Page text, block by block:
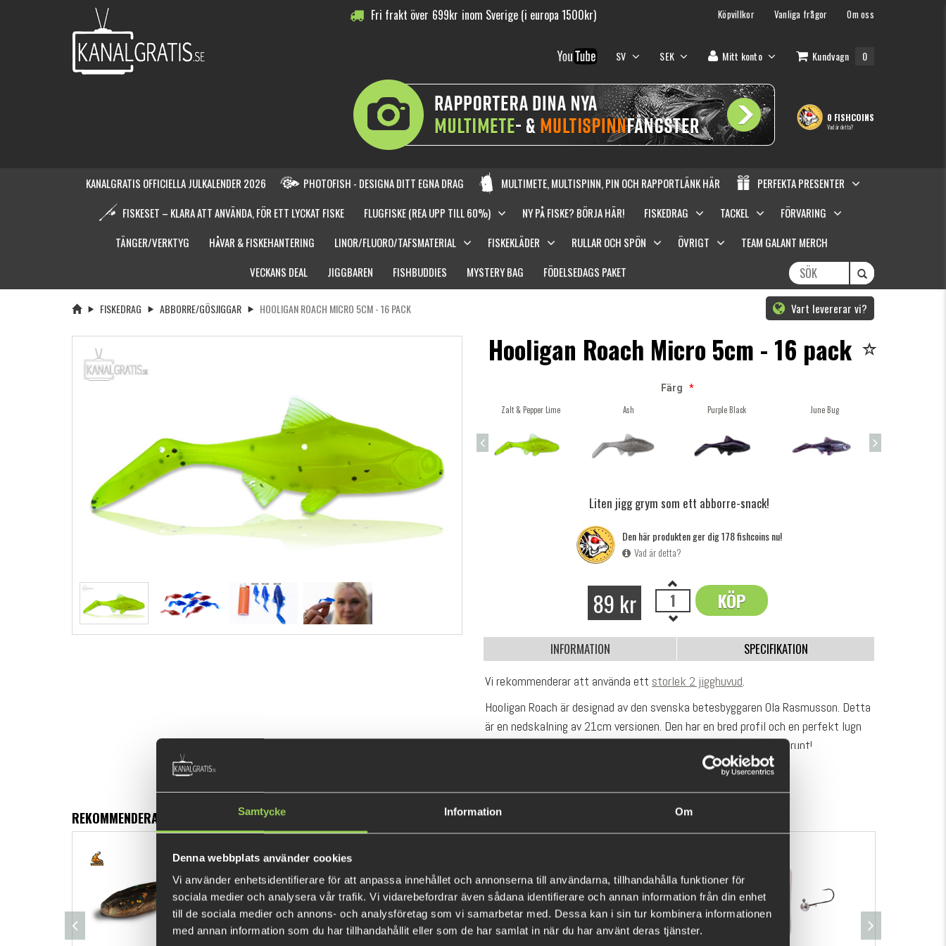
Samtycke Information Om
Denna webbplats använder cookies
Vi använder enhetsidentifierare för att anpassa innehållet och annonserna till användarna, tillhandahålla funktioner för
sociala medier och analysera vår trafik. Vi vidarebefordrar även sådana identifierare och annan information från din enhet
till de sociala medier och annons- och analysföretag som vi samarbetar med. Dessa kan i sin tur kombinera informationen
med annan information som du har tillhandahållit eller som de har samlat in när du har använt deras tjänster.
Fri frakt över 699kr inom Sverige (i europa 1500kr) Köpvillkor Vanliga frågor Om oss
SV SEK Mitt konto Kundvagn 0
0 FISHCOINS
Vad är detta?
KANALGRATIS OFFICIELLA JULKALENDER 2026 PHOTOFISH - DESIGNA DITT EGNA DRAG MULTIMETE, MULTISPINN, PIN OCH RAPPORTLÄNK HÄR
PERFEKTA PRESENTER
FISKESET – KLARA ATT ANVÄNDA, FÖR ETT LYCKAT FISKE
FLUGFISKE (REA UPP TILL 60%) NY PÅ FISKE? BÖRJA HÄR! FISKEDRAG TACKEL
FÖRVARING
TÄNGER/VERKTYG
HÅVAR & FISKEHANTERING LINOR/FLUORO/TAFSMATERIAL FISKEKLÄDER RULLAR OCH SPÖN ÖVRIGT
TEAM GALANT MERCH
VECKANS DEAL
JIGGBAREN FISHBUDDIES MYSTERY BAG FÖDELSEDAGS PAKET
FISKEDRAG ABBORRE/GÖSJIGGAR HOOLIGAN ROACH MICRO 5CM - 16 PACK Vart levererar vi?
Hooligan Roach Micro 5cm - 16 pack
Färg
*
Zalt & Pepper Lime
Ash Purple Black June Bug
Liten jigg grym som ett abborre-snack!
Den här produkten ger dig 178 fishcoins nu!
Vad är detta?
89 kr KÖP
OK
INFORMATION SPECIFIKATION
Vi rekommenderar att använda ett storlek 2 jigghuvud.
Hooligan Roach är designad av den svenska betesbyggaren Ola Rasmusson. Detta
är en nedskalning av 21cm versionen. Den har en bred profil och en perfekt lugn
och naturlig rörelse som kommer trigga abborrarna som simmar runt!
Den stora paddeln skapar en unik rörelse genom hela betet ända till nosen som
sänder ut massiva vibrationer i vattnet. Kombinerat med den breda profilen, är
det väldigt enkelt för abborrarna att märka av den även på långt håll.
Den har en vikt på 1,5gr.
REKOMMENDERADE PRODUKTER